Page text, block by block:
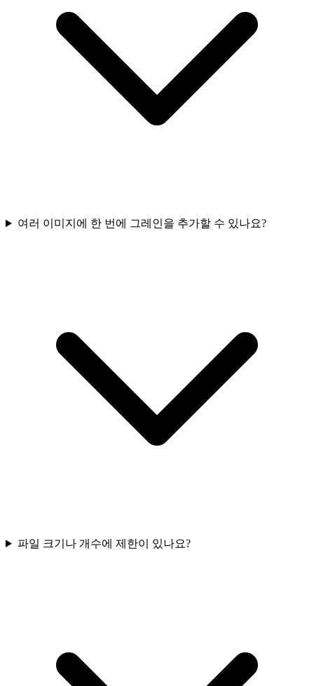
여러 이미지에 한 번에 그레인을 추가할 수 있나요?
파일 크기나 개수에 제한이 있나요?